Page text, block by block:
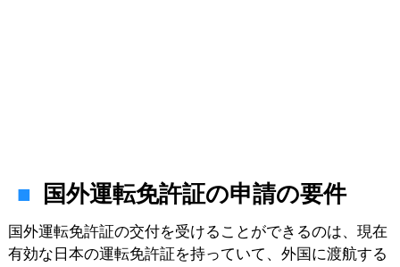
国外運転免許証の申請の要件
国外運転免許証の交付を受けることができるのは、現在
有効な日本の運転免許証を持っていて、外国に渡航する